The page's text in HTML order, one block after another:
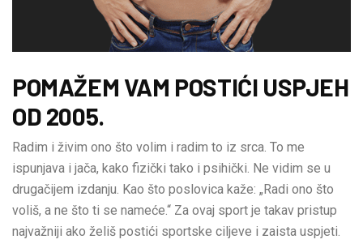
POMAŽEM VAM POSTIĆI USPJEH
OD 2005.
Radim i živim ono što volim i radim to iz srca. To me
ispunjava i jača, kako fizički tako i psihički. Ne vidim se u
drugačijem izdanju. Kao što poslovica kaže: „Radi ono što
voliš, a ne što ti se nameće.“ Za ovaj sport je takav pristup
najvažniji ako želiš postići sportske ciljeve i zaista uspjeti.